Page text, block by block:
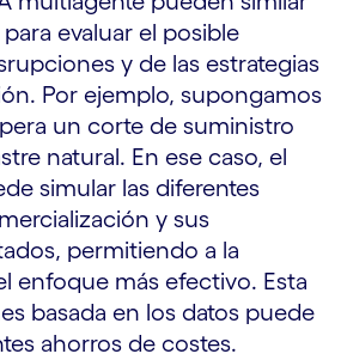
evaluar el posible
y de las estrategias
Por ejemplo, supongamos
un corte de suministro
natural. En ese caso, el
simular las diferentes
y sus
permitiendo a la
enfoque más efectivo. Esta
basada en los datos puede
ahorros de costes.